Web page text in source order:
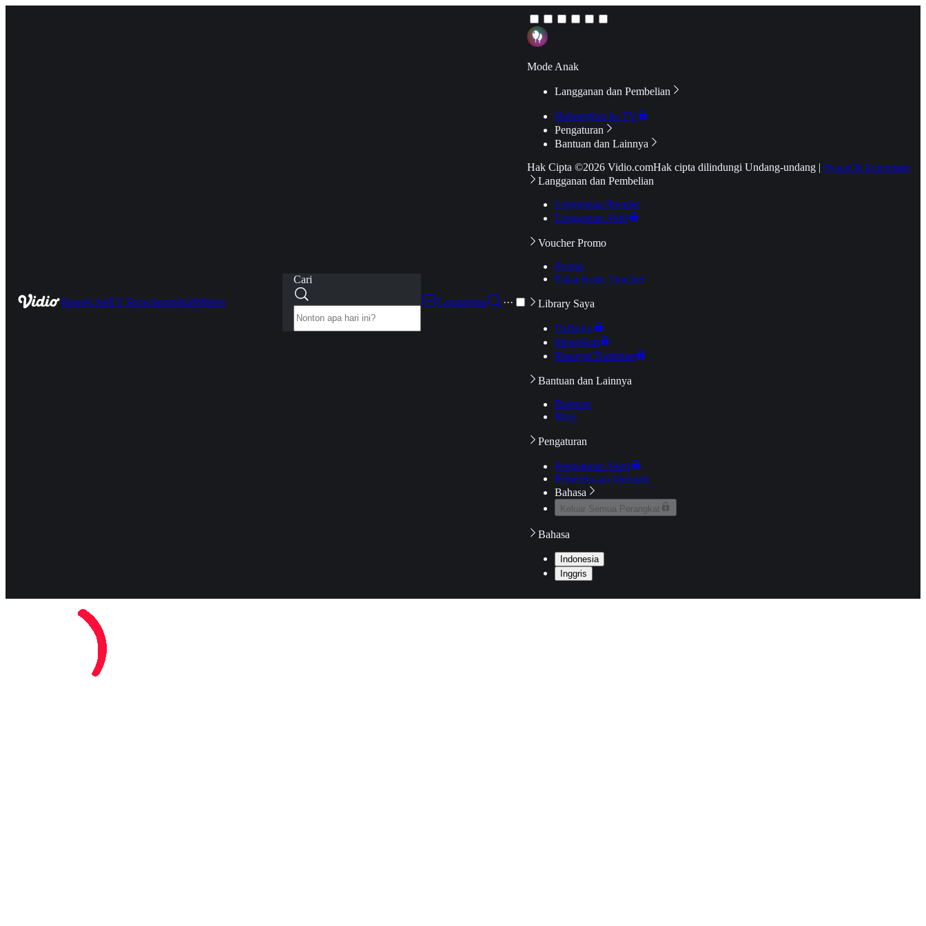
HomeLiveTV ShowSportsKidsNews
Cari
Langganan
···
Mode Anak
Langganan dan Pembelian
Hubungkan ke TV
Pengaturan
Bantuan dan Lainnya
Hak Cipta ©2026 Vidio.comHak cipta dilindungi Undang-undang | Syarat & Ketentuan
Langganan dan Pembelian
Langganan Premier
Langganan Aktif
Voucher Promo
Promo
Pakai Kode Voucher
Library Saya
Daftarku
Mengikuti
Riwayat Tontonan
Bantuan dan Lainnya
Bantuan
Blog
Pengaturan
Pengaturan Akun
Pemeriksaan Jaringan
Bahasa
Keluar Semua Perangkat
Bahasa
Indonesia
Inggris